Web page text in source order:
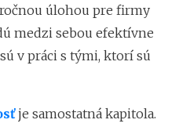
úlohou pre firmy
medzi sebou efektívne
v práci s tými, ktorí sú
je samostatná kapitola.